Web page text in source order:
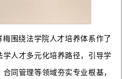
围绕法学院人才培养体系作了
人才多元化培养路径，引导学
同管理等领域夯实专业根基，